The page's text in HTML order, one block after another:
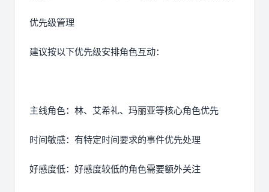
优先级管理
建议按以下优先级安排角色互动：
主线角色：林、艾希礼、玛丽亚等核心角色优先
时间敏感：有特定时间要求的事件优先处理
好感度低：好感度较低的角色需要额外关注